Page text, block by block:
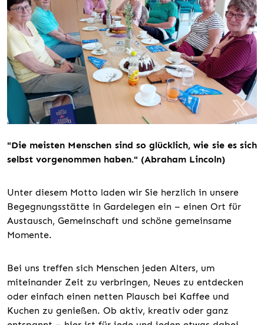
"Die meisten Menschen sind so glücklich, wie sie es sich
selbst vorgenommen haben." (Abraham Lincoln)
Unter diesem Motto laden wir Sie herzlich in unsere
Begegnungsstätte in Gardelegen ein – einen Ort für
Austausch, Gemeinschaft und schöne gemeinsame
Momente.
Bei uns treffen sich Menschen jeden Alters, um
miteinander Zeit zu verbringen, Neues zu entdecken
oder einfach einen netten Plausch bei Kaffee und
Kuchen zu genießen. Ob aktiv, kreativ oder ganz